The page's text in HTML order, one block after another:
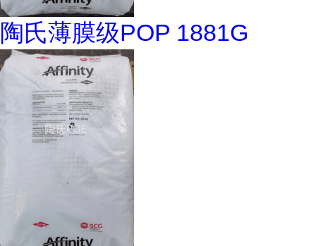
陶氏薄膜级POP 1881G